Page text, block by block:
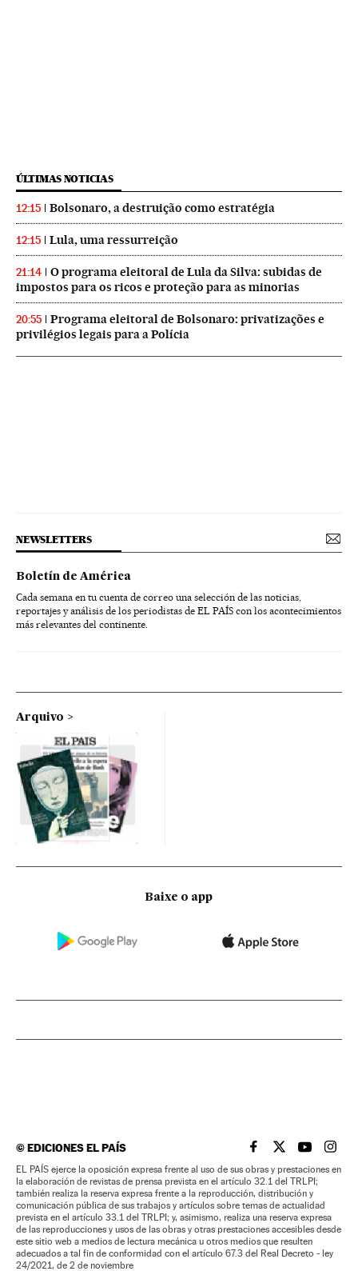
ÚLTIMAS NOTICIAS
12:15 Bolsonaro, a destruição como estratégia
12:15 Lula, uma ressurreição
21:14
O programa eleitoral de Lula da Silva: subidas de
impostos para os ricos e proteção para as minorias
20:55
Programa eleitoral de Bolsonaro: privatizações e
privilégios legais para a Polícia
NEWSLETTERS
Boletín de América
Cada semana en tu cuenta de correo una selección de las noticias,
reportajes y análisis de los periodistas de EL PAÍS con los acontecimientos
más relevantes del continente.
Arquivo
Baixe o app
©EDICIONES EL PAÍS EL PAÍS BRASIL EN
EL PAÍSEL PAÍS
EL
EL PAÍS ejerce la oposición expresa frente al uso de sus obras y prestaciones en
la elaboración de revistas de prensa prevista en el artículo 32.1 del TRLPI;
también realiza la reserva expresa frente a la reproducción, distribución y
comunicación pública de sus trabajos y artículos sobre temas de actualidad
prevista en el artículo 33.1 del TRLPI; y, asimismo, realiza una reserva expresa
de las reproducciones y usos de las obras y otras prestaciones accesibles desde
este sitio web a medios de lectura mecánica u otros medios que resulten
adecuados a tal fin de conformidad con el artículo 67.3 del Real Decreto - ley
24/2021, de 2 de noviembre